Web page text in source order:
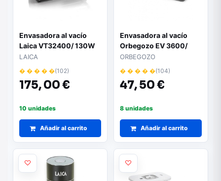
Envasadora al vacío
Laica VT32400/ 130W
LAICA
� � � � �(102)
175,00 €
10 unidades
Añadir al carrito
Envasadora al vacío
Orbegozo EV 3600/
100W/ incluye 10
ORBEGOZO
� � � � �(104)
47,50 €
8 unidades
Añadir al carrito